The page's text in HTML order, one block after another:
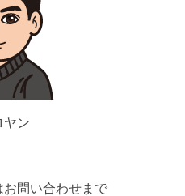
ヤン
問い合わせまで